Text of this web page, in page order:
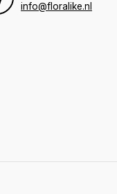
info@floralike.nl